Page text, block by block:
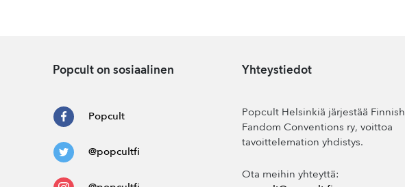
Popcult on sosiaalinen
Popcult
@popcultfi
Yhteystiedot
Popcult Helsinkiä järjestää Finnish
Fandom Conventions ry, voittoa
tavoittelemation yhdistys.
Ota meihin yhteyttä: